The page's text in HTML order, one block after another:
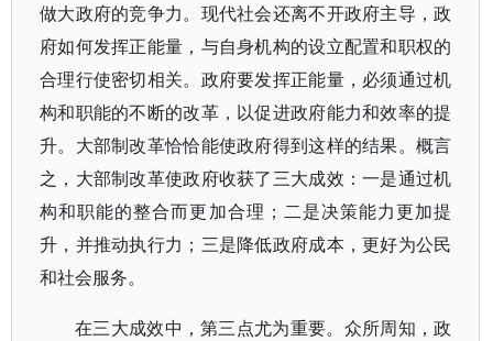
做大政府的竞争力。现代社会还离不开政府主导，政
府如何发挥正能量，与自身机构的设立配置和职权的
合理行使密切相关。政府要发挥正能量，必须通过机
构和职能的不断的改革，以促进政府能力和效率的提
升。大部制改革恰恰能使政府得到这样的结果。概言
之，大部制改革使政府收获了三大成效：一是通过机
构和职能的整合而更加合理；二是决策能力更加提
升，并推动执行力；三是降低政府成本，更好为公民
和社会服务。
在三大成效中，第三点尤为重要。众所周知，政